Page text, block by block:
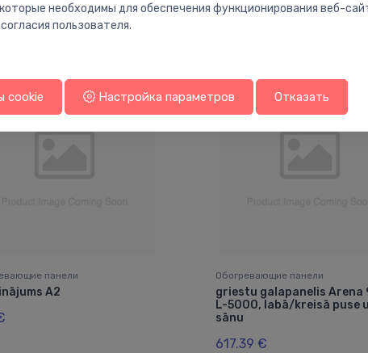
Вам также может понравиться
панели
A2
Обогревающие панели
griestu galapanelis Arena
L-5000, labā/kreisā puse
sānu
617.39 €
необходимы для обеспечения функционирования веб-
пользователя.
cookie Настройка параметров Отказать